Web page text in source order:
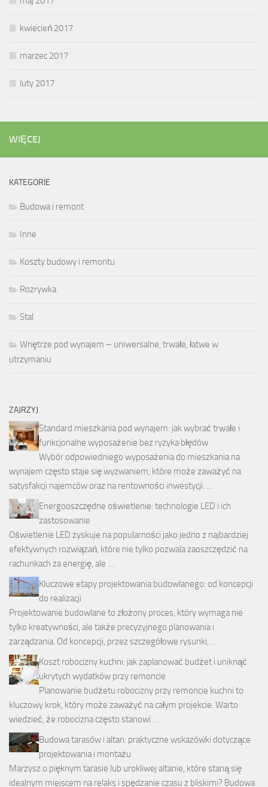
kwiecień 2017
marzec 2017
luty 2017
WIĘCEJ
KATEGORIE
Budowa i remont
Inne
Koszty budowy i remontu
Rozrywka
Stal
Wnętrze pod wynajem – uniwersalne, trwałe, łatwe w
utrzymaniu
ZAJRZYJ
Standard mieszkania pod wynajem: jak wybrać trwałe i
funkcjonalne wyposażenie bez ryzyka błędów
Wybór odpowiedniego wyposażenia do mieszkania na
wynajem często staje się wyzwaniem, które może zaważyć na
satysfakcji najemców oraz na rentowności inwestycji. …
Energooszczędne oświetlenie: technologie LED i ich
zastosowanie
Oświetlenie LED zyskuje na popularności jako jedno z najbardziej
efektywnych rozwiązań, które nie tylko pozwala zaoszczędzić na
rachunkach za energię, ale …
Kluczowe etapy projektowania budowlanego: od koncepcji
do realizacji
Projektowanie budowlane to złożony proces, który wymaga nie
tylko kreatywności, ale także precyzyjnego planowania i
zarządzania. Od koncepcji, przez szczegółowe rysunki, …
Koszt robocizny kuchni: jak zaplanować budżet i uniknąć
ukrytych wydatków przy remoncie
Planowanie budżetu robocizny przy remoncie kuchni to
kluczowy krok, który może zaważyć na całym projekcie. Warto
wiedzieć, że robocizna często stanowi …
Budowa tarasów i altan: praktyczne wskazówki dotyczące
projektowania i montażu
Marzysz o pięknym tarasie lub urokliwej altanie, które staną się
idealnym miejscem na relaks i spędzanie czasu z bliskimi? Budowa